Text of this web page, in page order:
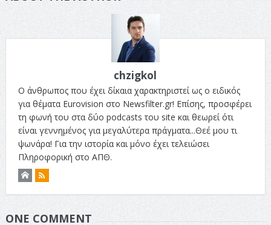
chzigkol
Ο άνθρωπος που έχει δίκαια χαρακτηριστεί ως ο ειδικός
για θέματα Eurovision στο Newsfilter.gr! Επίσης, προσφέρει
τη φωνή του στα δύο podcasts του site και θεωρεί ότι
είναι γεννημένος για μεγαλύτερα πράγματα...Θεέ μου τι
ψωνάρα! Για την ιστορία και μόνο έχει τελειώσει
Πληροφορική στο ΑΠΘ.
ONE COMMENT